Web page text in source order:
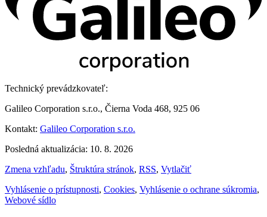
Technický prevádzkovateľ:
Galileo Corporation s.r.o., Čierna Voda 468, 925 06
Kontakt: Galileo Corporation s.r.o.
Posledná aktualizácia: 10. 8. 2026
Zmena vzhľadu, Štruktúra stránok, RSS, Vytlačiť
Vyhlásenie o prístupnosti, Cookies, Vyhlásenie o ochrane súkromia,
Webové sídlo